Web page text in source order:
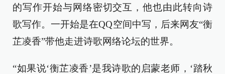
的写作开始与网络密切交互，他也由此转向诗
歌写作。一开始是在QQ空间中写，后来网友“衡
芷凌香”带他走进诗歌网络论坛的世界。
“如果说‘衡芷凌香’是我诗歌的启蒙老师，‘踏秋